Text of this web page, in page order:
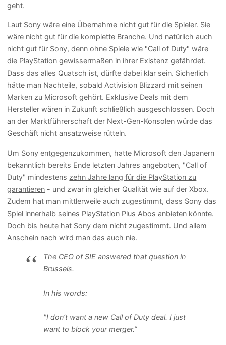
geht.
Laut Sony wäre eine Übernahme nicht gut für die Spieler. Sie
wäre nicht gut für die komplette Branche. Und natürlich auch
nicht gut für Sony, denn ohne Spiele wie "Call of Duty" wäre
die PlayStation gewissermaßen in ihrer Existenz gefährdet.
Dass das alles Quatsch ist, dürfte dabei klar sein. Sicherlich
hätte man Nachteile, sobald Activision Blizzard mit seinen
Marken zu Microsoft gehört. Exklusive Deals mit dem
Hersteller wären in Zukunft schließlich ausgeschlossen. Doch
an der Marktführerschaft der Next-Gen-Konsolen würde das
Geschäft nicht ansatzweise rütteln.
Um Sony entgegenzukommen, hatte Microsoft den Japanern
bekanntlich bereits Ende letzten Jahres angeboten, "Call of
Duty" mindestens zehn Jahre lang für die PlayStation zu
garantieren - und zwar in gleicher Qualität wie auf der Xbox.
Zudem hat man mittlerweile auch zugestimmt, dass Sony das
Spiel innerhalb seines PlayStation Plus Abos anbieten könnte.
Doch bis heute hat Sony dem nicht zugestimmt. Und allem
Anschein nach wird man das auch nie.
The CEO of SIE answered that question in
Brussels.
In his words:
"I don’t want a new Call of Duty deal. I just
want to block your merger.”